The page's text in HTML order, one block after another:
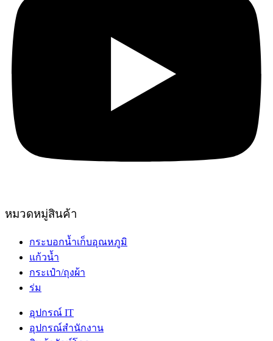
หมวดหมู่สินค้า
กระบอกน้ำเก็บอุณหภูมิ
แก้วน้ำ
กระเป๋า/ถุงผ้า
ร่ม
อุปกรณ์ IT
อุปกรณ์สำนักงาน